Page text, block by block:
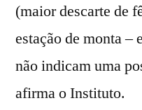
(maior descarte de
estação de monta –
não indicam uma
afirma o Instituto.